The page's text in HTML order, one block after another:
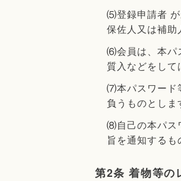
⑸登録申請者 が
保佐人又は補助
⑹会員は、本パ
質入などをして
⑺本パスワード
負うものとしま
⑻自己の本パス
旨を通知するも
第2条 着物等の